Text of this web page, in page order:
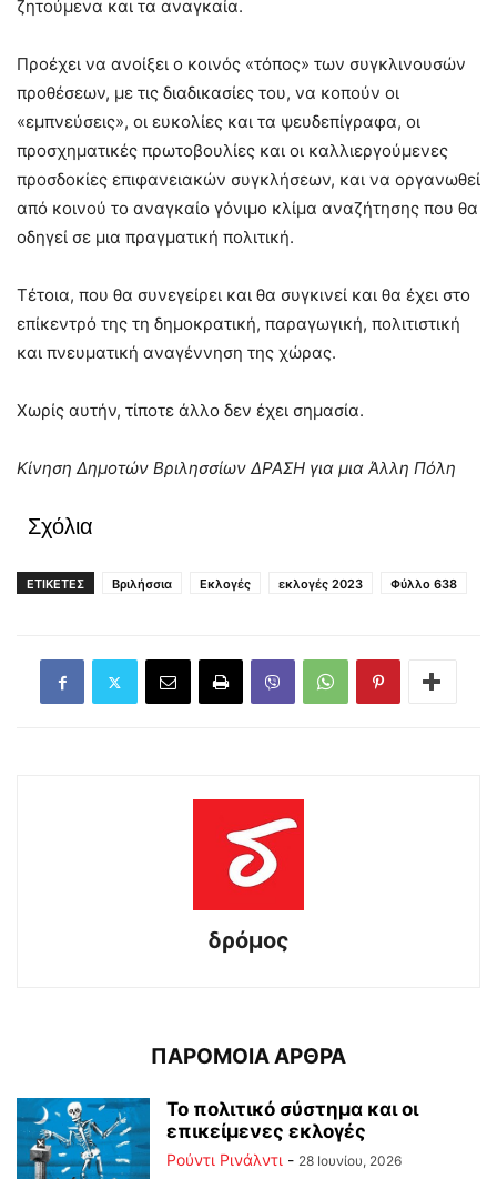
ζητούμενα και τα αναγκαία.
Προέχει να ανοίξει ο κοινός «τόπος» των συγκλινουσών
προθέσεων, με τις διαδικασίες του, να κοπούν οι
«εμπνεύσεις», οι ευκολίες και τα ψευδεπίγραφα, οι
προσχηματικές πρωτοβουλίες και οι καλλιεργούμενες
προσδοκίες επιφανειακών συγκλήσεων, και να οργανωθεί
από κοινού το αναγκαίο γόνιμο κλίμα αναζήτησης που θα
οδηγεί σε μια πραγματική πολιτική.
Τέτοια, που θα συνεγείρει και θα συγκινεί και θα έχει στο
επίκεντρό της τη δημοκρατική, παραγωγική, πολιτιστική
και πνευματική αναγέννηση της χώρας.
Χωρίς αυτήν, τίποτε άλλο δεν έχει σημασία.
Κίνηση Δημοτών Βριλησσίων ΔΡΑΣΗ για μια Άλλη Πόλη
Σχόλια
ΕΤΙΚΕΤΕΣ Βριλήσσια Εκλογές εκλογές 2023 Φύλλο 638
δρόμος
ΠΑΡΟΜΟΙΑ ΑΡΘΡΑ
Το πολιτικό σύστημα και οι
επικείμενες εκλογές
Ρούντι Ρινάλντι - 28 Ιουνίου, 2026